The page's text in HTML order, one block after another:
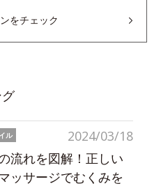
をチェック
2024/03/18
ル
流れを図解！正しい
ッサージでむくみを